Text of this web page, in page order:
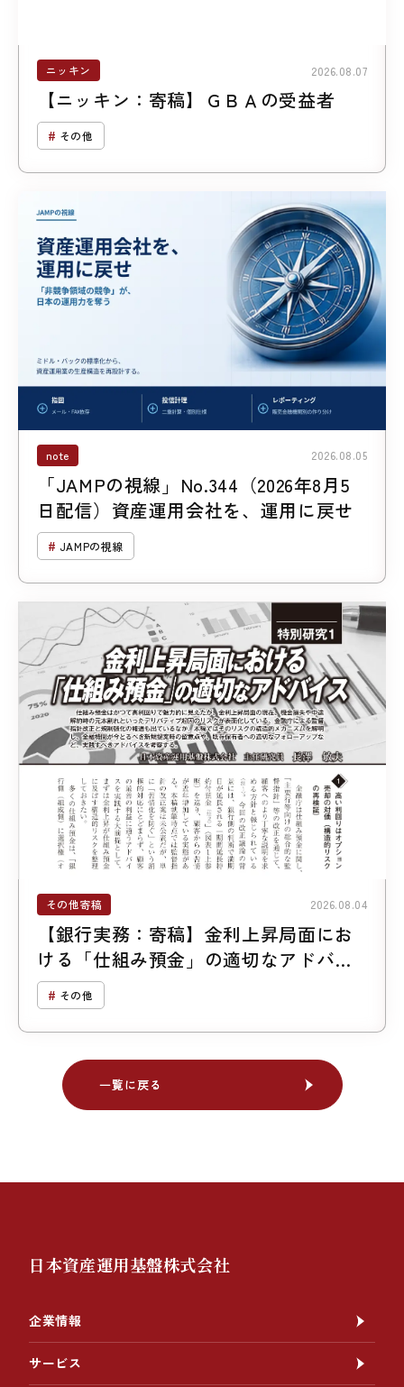
ニッキン 2026.08.07
【ニッキン：寄稿】ＧＢＡの受益者
その他
note 2026.08.05
「JAMPの視線」No.344（2026年8月5
日配信）資産運用会社を、運用に戻せ
JAMPの視線
その他寄稿 2026.08.04
【銀行実務：寄稿】金利上昇局面にお
ける「仕組み預金」の適切なアドバイ
ス その他
一覧に戻る
一覧に戻る
日本資産運用基盤株式会社
企業情報
サービス